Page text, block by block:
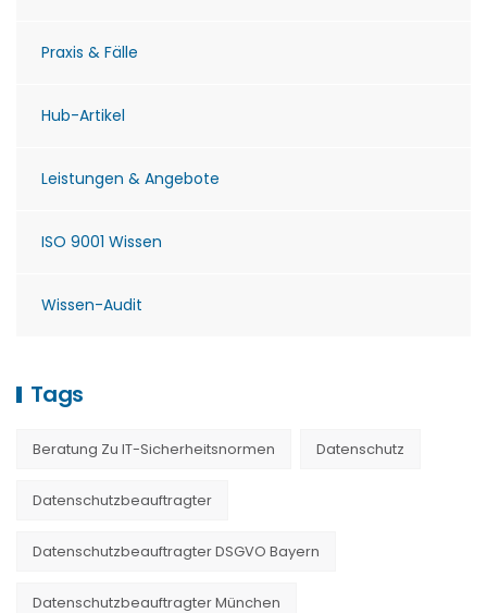
Praxis & Fälle
Hub-Artikel
Leistungen & Angebote
ISO 9001 Wissen
Wissen-Audit
Tags
Beratung Zu IT-Sicherheitsnormen Datenschutz
Datenschutzbeauftragter
Datenschutzbeauftragter DSGVO Bayern
Datenschutzbeauftragter München